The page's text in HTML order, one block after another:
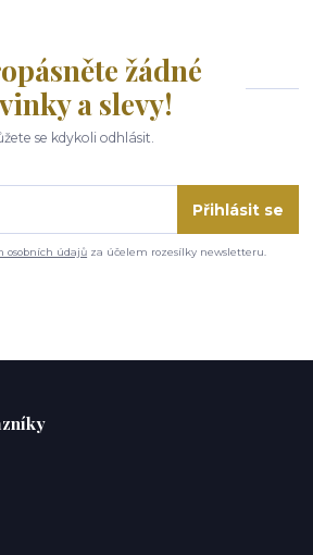
žádné
a slevy!
se kdykoli odhlásit.
Přihlásit se
osobních údajů za účelem rozesílky newsletteru.